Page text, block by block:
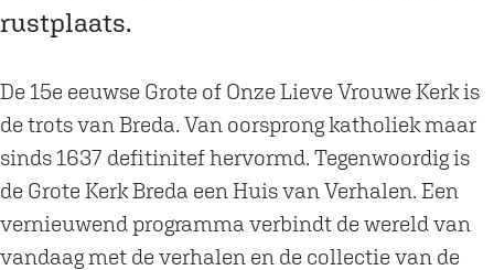
a
B
e
d
a
r
e
d
a
e
a
B
r
e
d
a
rustplaats.
De 15e eeuwse Grote of Onze Lieve Vrouwe Kerk is
de trots van Breda. Van oorsprong katholiek maar
sinds 1637 defitinitef hervormd. Tegenwoordig is
de Grote Kerk Breda een Huis van Verhalen. Een
vernieuwend programma verbindt de wereld van
vandaag met de verhalen en de collectie van de